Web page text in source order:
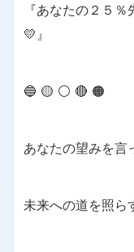
『あなたの２５
💛』
🔵 🟡 ⚪️ 🔴 🟠
あなたの望みを言
未来への道を照ら